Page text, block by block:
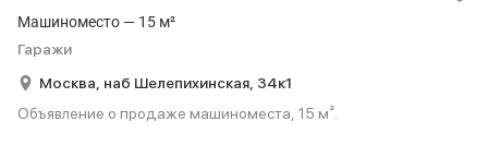
Машиноместо — 15 м²
Гаражи
Москва, наб Шелепихинская, 34к1
Объявление о продаже машиноместа, 15 м².